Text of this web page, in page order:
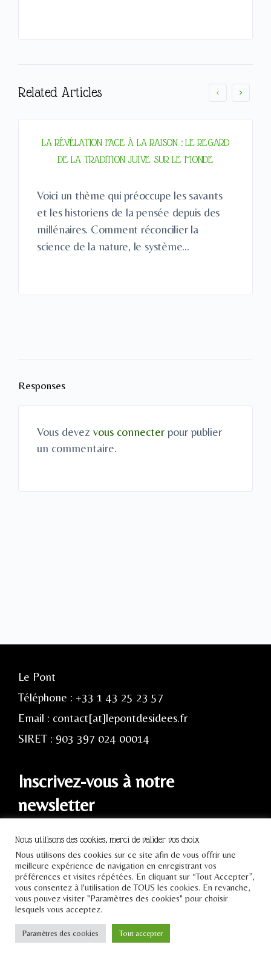
Related Articles
LA RÉVÉLATION FACE À LA RAISON : LE REGARD
DE LA TRADITION JUIVE SUR LE MONDE
Voici un thème qui préoccupe les savants
et les historiens de la pensée depuis des
millénaires. Comment réconcilier la
science de la nature, le système…
Responses
Vous devez vous connecter pour publier
un commentaire.
Le Pont
Téléphone : +33 1 43 25 23 57
Email : contact[at]lepontdesidees.fr
SIRET : 903 397 024 00014
Inscrivez-vous à notre
newsletter
JE M'INSCRIS
Nous utilisons des cookies, merci de valider vos choix
Nous utilisons des cookies sur ce site afin de vous offrir une
meilleure expérience de navigation en enregistrant vos
préférences et visites répétées. En cliquant sur “Tout Accepter”,
vous consentez à l'utilisation de TOUS les cookies. En revanche,
vous pouvez visiter "Paramètres des cookies" pour choisir
lesquels vous acceptez.
Paramètres des cookies Tout accepter